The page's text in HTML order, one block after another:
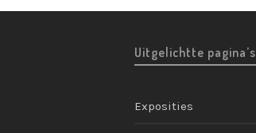
Uitgelichtte pagina’s
Exposities